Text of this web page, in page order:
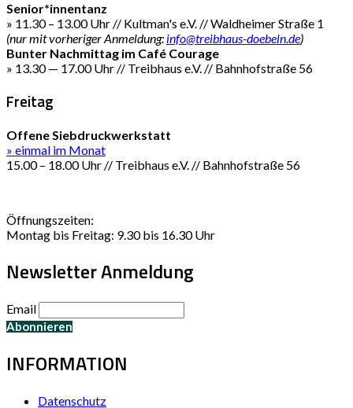
Senior*innentanz
» 11.30 – 13.00 Uhr // Kultman's e.V. // Waldheimer Straße 1
(nur mit vorheriger Anmeldung: info@treibhaus-doebeln.de)
Bunter Nachmittag im Café Courage
» 13.30 — 17.00 Uhr // Treibhaus e.V. // Bahnhofstraße 56
Freitag
Offene Siebdruckwerkstatt
» einmal im Monat
15.00 – 18.00 Uhr // Treibhaus e.V. // Bahnhofstraße 56
Öffnungszeiten:
Montag bis Freitag: 9.30 bis 16.30 Uhr
Newsletter Anmeldung
Email
INFORMATION
Datenschutz